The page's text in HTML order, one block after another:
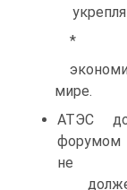
*
мире.
АТЭС
форумом
не